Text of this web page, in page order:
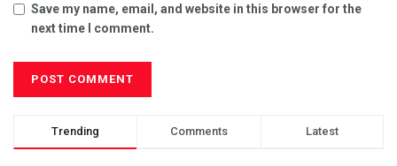
Save my name, email, and website in this browser for the
next time I comment.
Trending Comments Latest